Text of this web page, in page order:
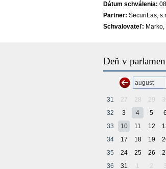
Dátum schválenia:
Partner: SecuriLas,
Schvalovateľ:
Deň v
31 27 28 29
32
3 4 5 6
33
10 11 12
34
17 18 19
35
24 25 26
36
31 1 2 3